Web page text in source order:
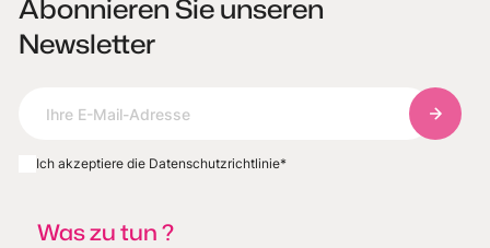
Abonnieren Sie unseren
Newsletter
Ich akzeptiere die Datenschutzrichtlinie*
Was zu tun ?